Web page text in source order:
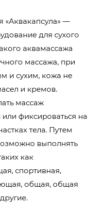
«Аквакапсула» —
для сухого
аквамассажа
массажа, при
и сухим, кожа не
и кремов.
массаж
фиксироваться на
тела. Путем
выполнять
как
спортивная,
общая, общая